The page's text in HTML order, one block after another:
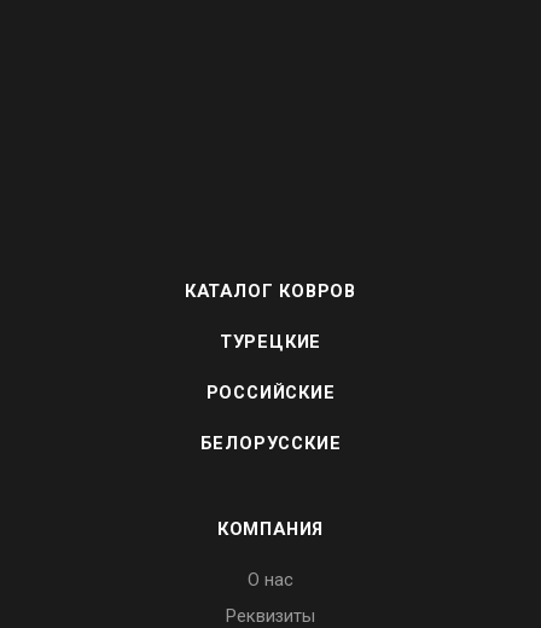
КАТАЛОГ КОВРОВ
ТУРЕЦКИЕ
РОССИЙСКИЕ
БЕЛОРУССКИЕ
КОМПАНИЯ
О нас
Реквизиты